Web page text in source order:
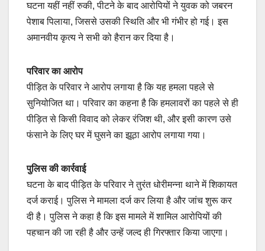
घटना यहीं नहीं रुकी, पीटने के बाद आरोपियों ने युवक को जबरन
पेशाब पिलाया, जिससे उसकी स्थिति और भी गंभीर हो गई। इस
अमानवीय कृत्य ने सभी को हैरान कर दिया है।
परिवार का आरोप
पीड़ित के परिवार ने आरोप लगाया है कि यह हमला पहले से
सुनियोजित था। परिवार का कहना है कि हमलावरों का पहले से ही
पीड़ित से किसी विवाद को लेकर रंजिश थी, और इसी कारण उसे
फंसाने के लिए घर में घुसने का झूठा आरोप लगाया गया।
पुलिस की कार्रवाई
घटना के बाद पीड़ित के परिवार ने तुरंत धोरीमन्ना थाने में शिकायत
दर्ज कराई। पुलिस ने मामला दर्ज कर लिया है और जांच शुरू कर
दी है। पुलिस ने कहा है कि इस मामले में शामिल आरोपियों की
पहचान की जा रही है और उन्हें जल्द ही गिरफ्तार किया जाएगा।